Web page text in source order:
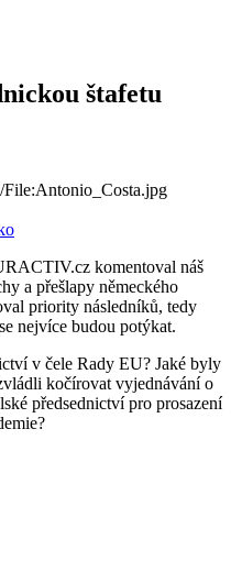
štafetu
komentoval náš
a přešlapy německého
priority následníků, tedy
nejvíce budou potýkat.
v čele Rady EU? Jaké byly
kočírovat vyjednávání o
předsednictví pro prosazení